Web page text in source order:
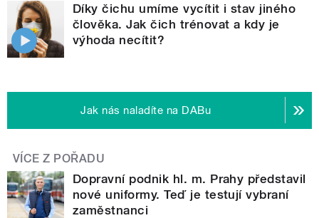
Díky čichu umíme vycítit i stav jiného
člověka. Jak čich trénovat a kdy je
výhoda necítit?
Jak nás naladíte na DABu
VÍCE Z POŘADU
Dopravní podnik hl. m. Prahy představil
nové uniformy. Teď je testují vybraní
zaměstnanci